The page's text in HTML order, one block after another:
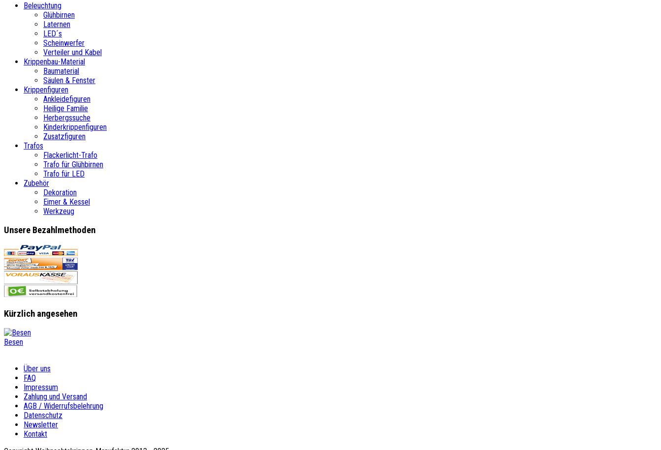
Beleuchtung
Glühbirnen
Laternen
LED´s
Scheinwerfer
Verteiler und Kabel
Krippenbau-Material
Baumaterial
Säulen & Fenster
Krippenfiguren
Ankleidefiguren
Heilige Familie
Herbergssuche
Kinderkrippenfiguren
Zusatzfiguren
Trafos
Flackerlicht-Trafo
Trafo für Glühbirnen
Trafo für LED
Zubehör
Dekoration
Eimer & Kessel
Werkzeug
Unsere Bezahlmethoden
Kürzlich angesehen
Besen
Über uns
FAQ
Impressum
Zahlung und Versand
AGB / Widerrufsbelehrung
Datenschutz
Newsletter
Kontakt